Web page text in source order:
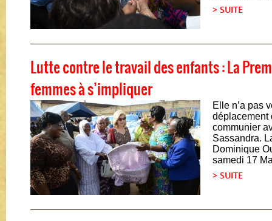
> SUITE
Lutte contre le travail des enfants : La
femmes à s’impliquer
Elle n’a pas
déplacement
communier
Sassandra.
Dominique
samedi 17
> SUITE